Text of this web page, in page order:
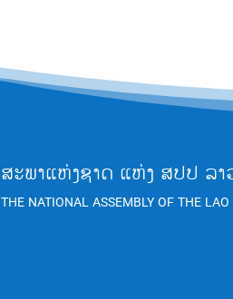
ສະພາແຫ່ງຊາດ ແຫ່ງ ສປປ ລາ
THE NATIONAL ASSEMBLY OF THE LAO